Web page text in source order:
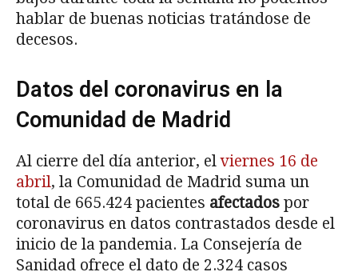
hablar de buenas noticias tratándose de
decesos.
Datos del coronavirus en la
Comunidad de Madrid
Al cierre del día anterior, elviernes 16 de
abril, la Comunidad de Madrid suma un
total de 665.424 pacientes afectados por
coronavirus en datos contrastados desde el
inicio de la pandemia. La Consejería de
Sanidad ofrece el dato de 2.324 casos